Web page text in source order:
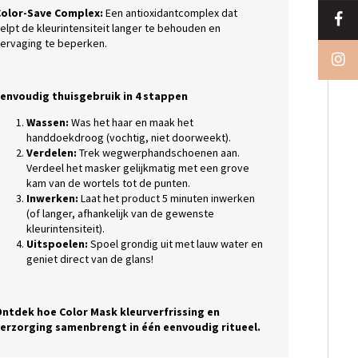
Save Complex: Een antioxidantcomplex dat
de kleurintensiteit langer te behouden en
te beperken.
thuisgebruik in 4 stappen
Wassen: Was het haar en maak het
handdoekdroog (vochtig, niet doorweekt).
Verdelen: Trek wegwerphandschoenen aan.
Verdeel het masker gelijkmatig met een grove
kam van de wortels tot de punten.
Inwerken: Laat het product 5 minuten inwerken
(of langer, afhankelijk van de gewenste
kleurintensiteit).
Uitspoelen: Spoel grondig uit met lauw water en
geniet direct van de glans!
hoe Color Mask kleurverfrissing en
samenbrengt in één eenvoudig ritueel.